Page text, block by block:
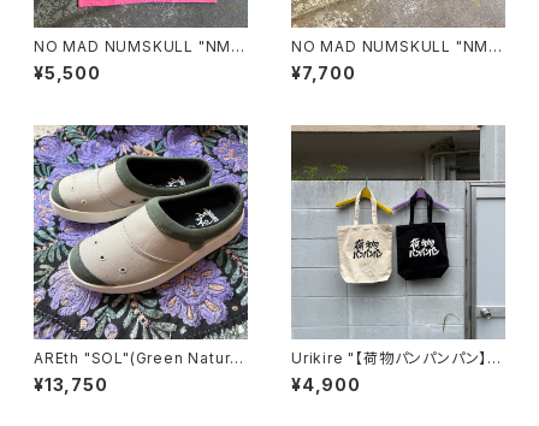
NO MAD NUMSKULL "NMN
MULTI PRINT S/T"(SAFETY
PINK.XL)
¥5,500
NO MAD NUMSKULL "NMN
×壊し屋 MULTI PRINT S/T"
(PEPPER.L)
¥7,700
AREth "SOL"(Green Natura
l)
¥13,750
Urikire "【荷物パンパンパン】C
anvas Tote"
¥4,900